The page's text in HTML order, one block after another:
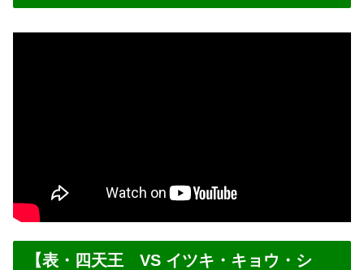
【表・四天王 VS イツキ・キョウ・シ